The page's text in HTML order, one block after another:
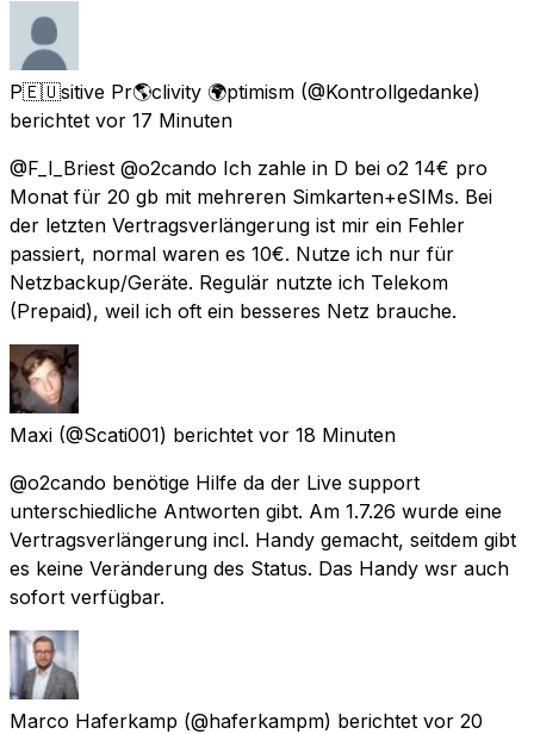
P🇪🇺sitive Pr🌎clivity 🌍ptimism (@Kontrollgedanke)
berichtet vor 17 Minuten
@F_I_Briest @o2cando Ich zahle in D bei o2 14€ pro
Monat für 20 gb mit mehreren Simkarten+eSIMs. Bei
der letzten Vertragsverlängerung ist mir ein Fehler
passiert, normal waren es 10€. Nutze ich nur für
Netzbackup/Geräte. Regulär nutzte ich Telekom
(Prepaid), weil ich oft ein besseres Netz brauche.
Maxi (@Scati001) berichtet vor 18 Minuten
@o2cando benötige Hilfe da der Live support
unterschiedliche Antworten gibt. Am 1.7.26 wurde eine
Vertragsverlängerung incl. Handy gemacht, seitdem gibt
es keine Veränderung des Status. Das Handy wsr auch
sofort verfügbar.
Marco Haferkamp (@haferkampm) berichtet vor 20